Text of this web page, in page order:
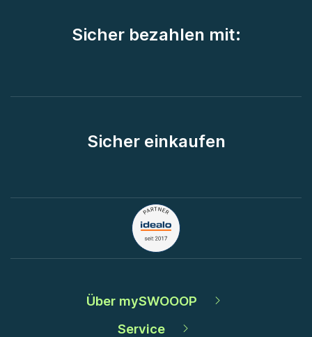
Sicher bezahlen mit:
Sicher einkaufen
Über mySWOOOP
Service